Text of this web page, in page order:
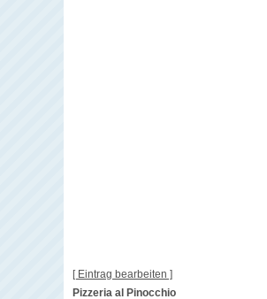
[ Eintrag bearbeiten ]
Pizzeria al Pinocchio